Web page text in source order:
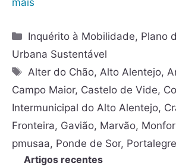
Inquérito à Mobilidade, Plano
Urbana Sustentável
Alter do Chão, Alto Alentejo,
Campo Maior, Castelo de Vide,
Intermunicipal do Alto Alentejo,
Fronteira, Gavião, Marvão,
pmusaa, Ponde de Sor, Portalegre
Artigos recentes